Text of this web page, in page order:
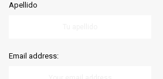
Apellido
Email address: